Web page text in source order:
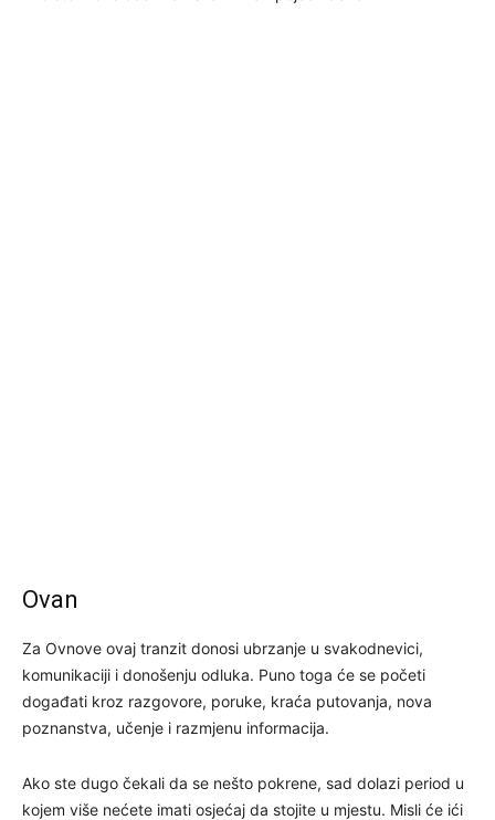
Ovan
Za Ovnove ovaj tranzit donosi ubrzanje u svakodnevici,
komunikaciji i donošenju odluka. Puno toga će se početi
događati kroz razgovore, poruke, kraća putovanja, nova
poznanstva, učenje i razmjenu informacija.
Ako ste dugo čekali da se nešto pokrene, sad dolazi period u
kojem više nećete imati osjećaj da stojite u mjestu. Misli će ići